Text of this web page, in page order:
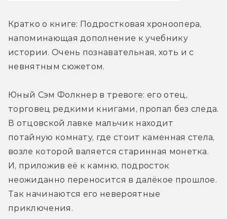
Кратко о книге: Подростковая хроноопера,
напоминающая дополнение к учебнику
истории. Очень познавательная, хоть и с
невнятным сюжетом.
Юный Сэм Фолкнер в тревоге: его отец,
торговец редкими книгами, пропал без следа.
В отцовской лавке мальчик находит
потайную комнату, где стоит каменная стела,
возле которой валяется старинная монетка.
И, приложив её к камню, подросток
неожиданно переносится в далёкое прошлое.
Так начинаются его невероятные
приключения.